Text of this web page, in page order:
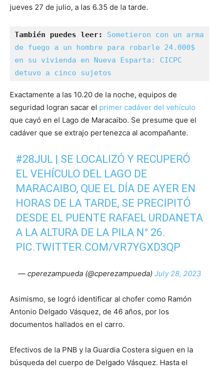
jueves 27 de julio, a las 6.35 de la tarde.
También puedes leer: Sometieron con un arma
de fuego a un hombre para robarle 24.000$
en su vivienda en Nueva Esparta: CICPC
detuvo a cinco sujetos
Exactamente a las 10.20 de la noche, equipos de
seguridad logran sacar el primer cadáver del vehículo
que cayó en el Lago de Maracaibo. Se presume que el
cadáver que se extrajo pertenezca al acompañante.
#28JUL | SE LOCALIZÓ Y RECUPERÓ
EL VEHÍCULO DEL LAGO DE
MARACAIBO, QUE EL DÍA DE AYER EN
HORAS DE LA TARDE, SE PRECIPITÓ
DESDE EL PUENTE RAFAEL URDANETA
A LA ALTURA DE LA PILA N° 26.
PIC.TWITTER.COM/VR7YGXD3QP
— cperezampueda (@cperezampueda) July 28, 2023
Asimismo, se logró identificar al chofer como Ramón
Antonio Delgado Vásquez, de 46 años, por los
documentos hallados en el carro.
Efectivos de la PNB y la Guardia Costera siguen en la
búsqueda del cuerpo de Delgado Vásquez. Hasta el